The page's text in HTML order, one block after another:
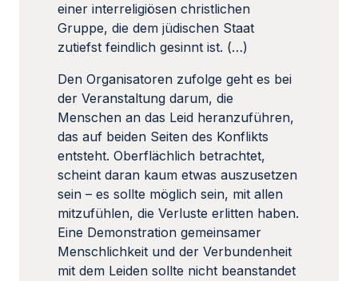
einer interreligiösen christlichen
Gruppe, die dem jüdischen Staat
zutiefst feindlich gesinnt ist. (…)
Den Organisatoren zufolge geht es bei
der Veranstaltung darum, die
Menschen an das Leid heranzuführen,
das auf beiden Seiten des Konflikts
entsteht. Oberflächlich betrachtet,
scheint daran kaum etwas auszusetzen
sein – es sollte möglich sein, mit allen
mitzufühlen, die Verluste erlitten haben.
Eine Demonstration gemeinsamer
Menschlichkeit und der Verbundenheit
mit dem Leiden sollte nicht beanstandet